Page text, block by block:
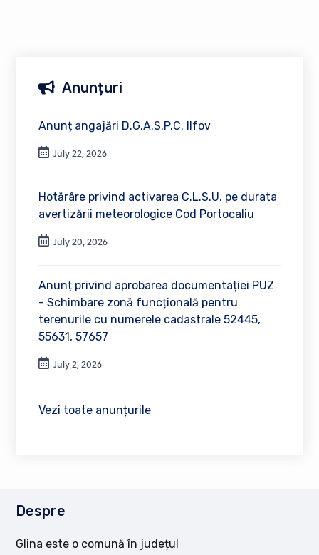
Anunțuri
Anunț angajări D.G.A.S.P.C. Ilfov
July 22, 2026
Hotărâre privind activarea C.L.S.U. pe durata
avertizării meteorologice Cod Portocaliu
July 20, 2026
Anunț privind aprobarea documentației PUZ
- Schimbare zonă funcțională pentru
terenurile cu numerele cadastrale 52445,
55631, 57657
July 2, 2026
Vezi toate anunțurile
Despre
Glina este o comună în județul